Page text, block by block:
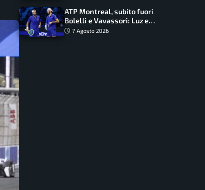
ATP Montreal, subito fuori
Bolelli e Vavassori: Luz e
Matos fermano gli azzurri
7 Agosto 2026